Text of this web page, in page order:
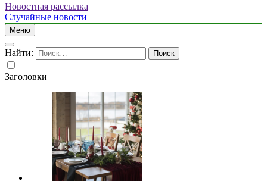
Новостная рассылка
Случайные новости
Меню
Найти:
Заголовки